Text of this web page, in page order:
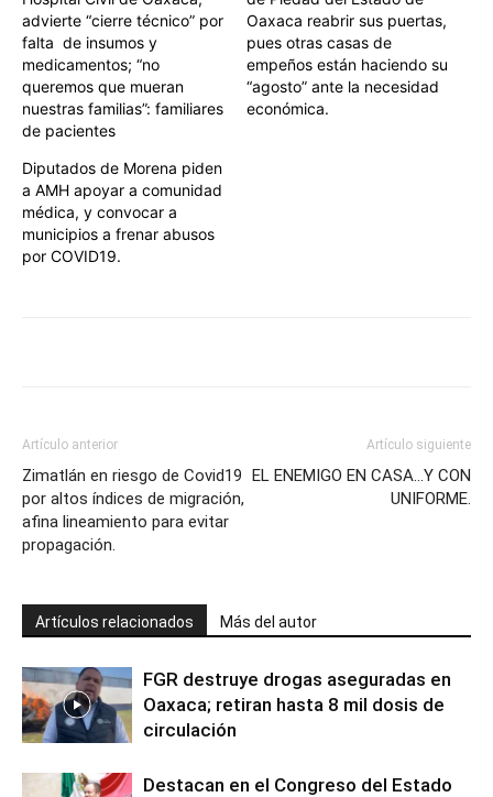
advierte “cierre técnico” por
falta de insumos y
medicamentos; “no
queremos que mueran
nuestras familias”: familiares
de pacientes
Oaxaca reabrir sus puertas,
pues otras casas de
empeños están haciendo su
“agosto” ante la necesidad
económica.
Diputados de Morena piden
a AMH apoyar a comunidad
médica, y convocar a
municipios a frenar abusos
por COVID19.
Artículo anterior
Zimatlán en riesgo de Covid19
por altos índices de migración,
afina lineamiento para evitar
propagación.
Artículo siguiente
EL ENEMIGO EN CASA…Y CON
UNIFORME.
Artículos relacionados Más del autor
FGR destruye drogas aseguradas en
Oaxaca; retiran hasta 8 mil dosis de
circulación
Destacan en el Congreso del Estado